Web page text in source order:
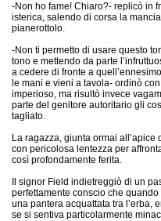
-Non ho fame! Chiaro?- replicò in
isterica, salendo di corsa la
pianerottolo.
-Non ti permetto di usare questo
tono e mettendo da parte
a cedere di fronte a
le mani e vieni a tavola- ordinò
imperioso, ma risultò invece
parte del genitore autoritario gli
tagliato.
La ragazza, giunta ormai
con pericolosa lentezza per
così profondamente ferita.
Il signor Field indietreggiò di un
perfettamente conscio che
una pantera acquattata tra l’erba,
se si sentiva particolarmente